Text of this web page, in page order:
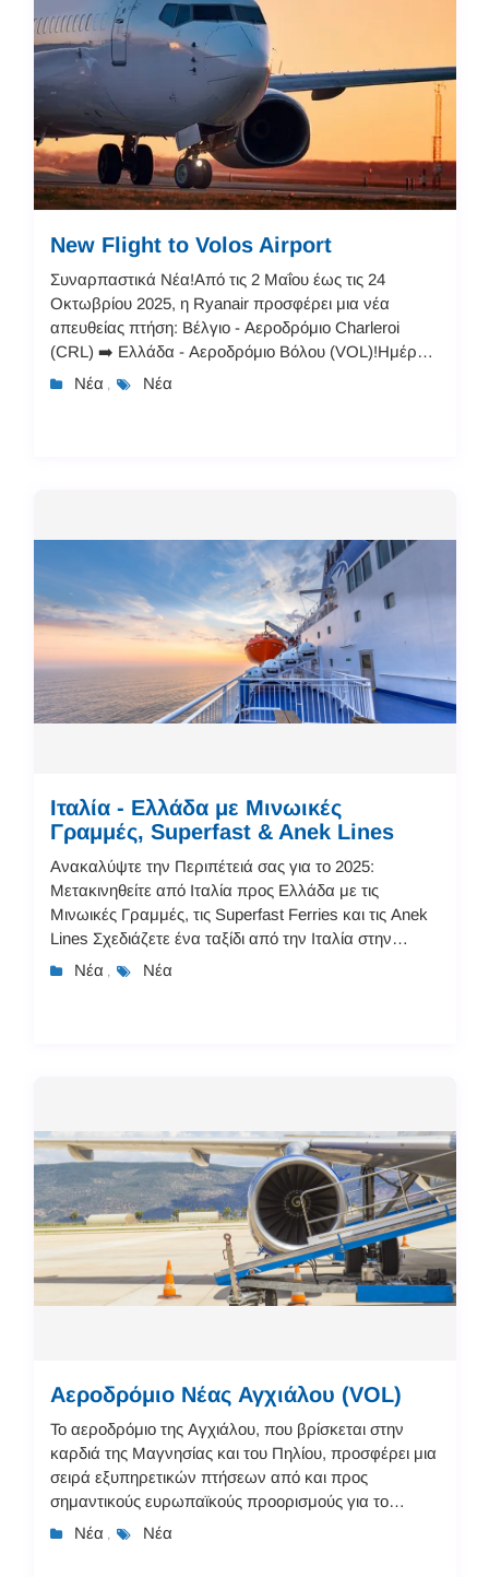
New Flight to Volos Airport
Συναρπαστικά Νέα!Από τις 2 Μαΐου έως τις 24
Οκτωβρίου 2025, η Ryanair προσφέρει μια νέα
απευθείας πτήση: Βέλγιο - Αεροδρόμιο Charleroi
(CRL) ➡️ Ελλάδα - Αεροδρόμιο Βόλου (VOL)!Ημέρες
Πτήσεων: Κάθε Δευτέρα και ΠαρασκευήΚλείστε
Νέα , Νέα
Ιταλία - Ελλάδα με Μινωικές
Γραμμές, Superfast & Anek Lines
Ανακαλύψτε την Περιπέτειά σας για το 2025:
Μετακινηθείτε από Ιταλία προς Ελλάδα με τις
Μινωικές Γραμμές, τις Superfast Ferries και τις Anek
Lines Σχεδιάζετε ένα ταξίδι από την Ιταλία στην
Ελλάδα το 2025; Τώρα είναι η ιδανική στιγμή για να
Νέα , Νέα
Αεροδρόμιο Νέας Αγχιάλου (VOL)
Το αεροδρόμιο της Αγχιάλου, που βρίσκεται στην
καρδιά της Μαγνησίας και του Πηλίου, προσφέρει μια
σειρά εξυπηρετικών πτήσεων από και προς
σημαντικούς ευρωπαϊκούς προορισμούς για το
καλοκαίρι του 2023. Οι επιβάτες μπορούν να
Νέα , Νέα